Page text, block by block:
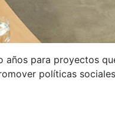
años para proyectos
políticas